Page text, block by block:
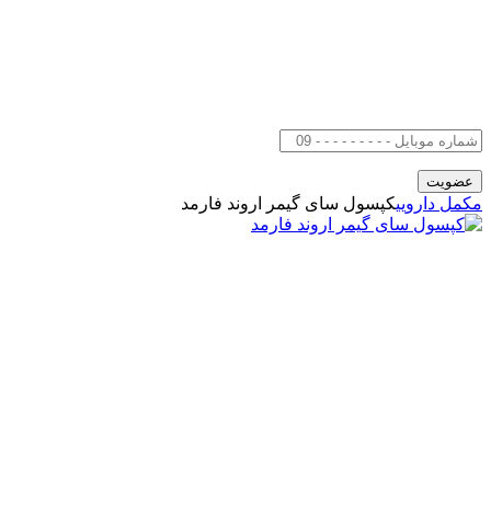
مکمل داروییکپسول سای گیمر اروند فارمد